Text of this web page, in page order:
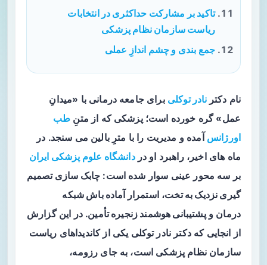
تاکید بر مشارکت حداکثری در انتخابات
ریاست سازمان نظام پزشکی
جمع بندی و چشم اندازِ عملی
نام دکتر نادر توکلی برای جامعه درمانی با «میدانِ
عمل» گره خورده است؛ پزشکی که از متنِ طب
اورژانس آمده و مدیریت را با مترِ بالین می سنجد. در
ماه های اخیر، راهبرد او دردانشگاه علوم پزشکی ایران
بر سه محور عینی سوار شده است: چابک سازی تصمیم
گیری نزدیک به تخت، استمرار آماده باش شبکه
درمان وپشتیبانی هوشمند زنجیره تأمین. در این گزارش
از انجایی که دکتر نادر توکلی یکی از کاندیداهای ریاست
سازمان نظام پزشکی است، به جای رزومه،